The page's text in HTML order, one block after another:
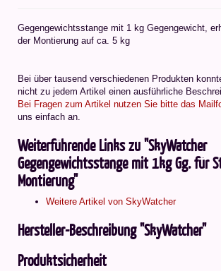
Gegengewichtsstange mit 1 kg Gegengewicht,
der Montierung auf ca. 5 kg
Bei über tausend verschiedenen Produkten
nicht zu jedem Artikel einen ausführliche
Bei Fragen zum Artikel nutzen Sie bitte das
uns einfach an.
Weiterführende Links zu "SkyWatcher
Gegengewichtsstange mit 1kg Gg. für
Montierung"
Weitere Artikel von SkyWatcher
Hersteller-Beschreibung "SkyWatcher"
Produktsicherheit